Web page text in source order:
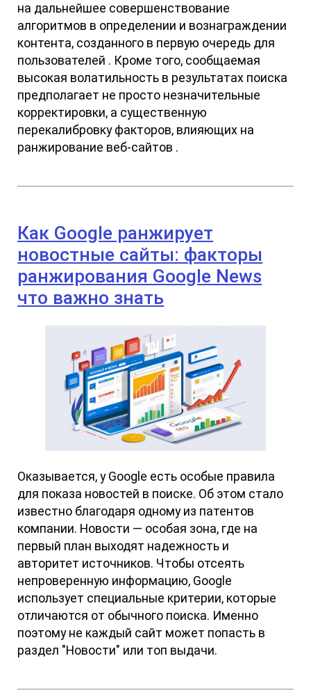
на дальнейшее совершенствование
алгоритмов в определении и вознаграждении
контента, созданного в первую очередь для
пользователей . Кроме того, сообщаемая
высокая волатильность в результатах поиска
предполагает не просто незначительные
корректировки, а существенную
перекалибровку факторов, влияющих на
ранжирование веб-сайтов .
Как Google ранжирует
новостные сайты: факторы
ранжирования Google News
что важно знать
Оказывается, у Google есть особые правила
для показа новостей в поиске. Об этом стало
известно благодаря одному из патентов
компании. Новости — особая зона, где на
первый план выходят надежность и
авторитет источников. Чтобы отсеять
непроверенную информацию, Google
использует специальные критерии, которые
отличаются от обычного поиска. Именно
поэтому не каждый сайт может попасть в
раздел "Новости" или топ выдачи.